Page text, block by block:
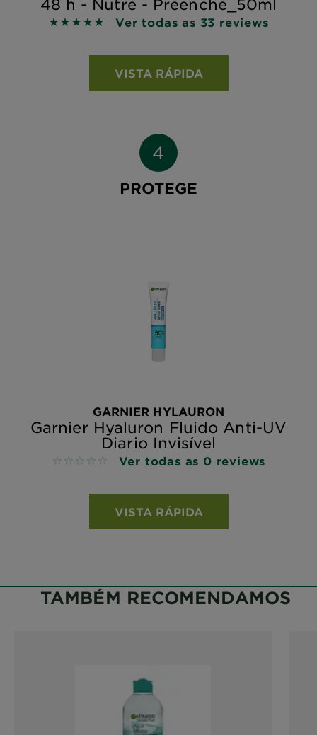
48 h - Nutre - Preenche_50ml
4.8485 out of 5 stars based on reviews
Ver todas as 33 reviews
VISTA RÁPIDA
PROTEGE
GARNIER HYLAURON
Garnier Hyaluron Fluido Anti-UV
Diario Invisível
No reviews Ver todas as 0 reviews
VISTA RÁPIDA
TAMBÉM RECOMENDAMOS